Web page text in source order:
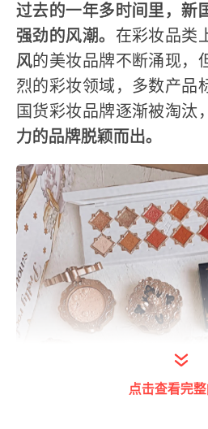
过去的一年多时间里，新
强劲的风潮。 在彩妆品类
风的美妆品牌不断涌现，
烈的彩妆领域，多数产品
国货彩妆品牌逐渐被淘汰，
力的品牌脱颖而出。
点击查看完